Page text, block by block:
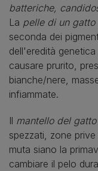
batteriche,
La pelle di un gatto
seconda dei
dell'eredità
causare prurito,
bianche/nere,
infiammate.
Il mantello del gatto
spezzati, zone
muta siano la
cambiare il pelo